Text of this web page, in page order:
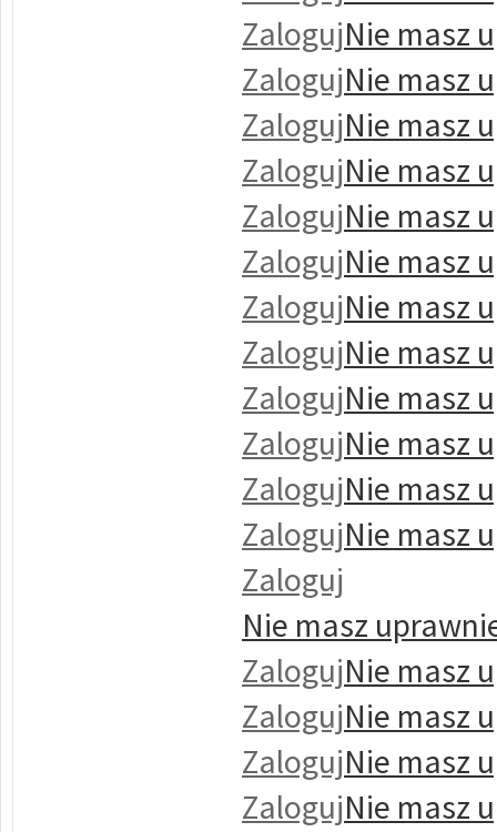
ZalogujNie masz
ZalogujNie masz
ZalogujNie masz
ZalogujNie masz
ZalogujNie masz
ZalogujNie masz
ZalogujNie masz
ZalogujNie masz
ZalogujNie masz
ZalogujNie masz
ZalogujNie masz
ZalogujNie masz
Zaloguj
Nie masz
ZalogujNie masz
ZalogujNie masz
ZalogujNie masz
ZalogujNie masz